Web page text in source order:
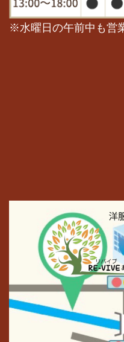
※水曜日の午前中も営